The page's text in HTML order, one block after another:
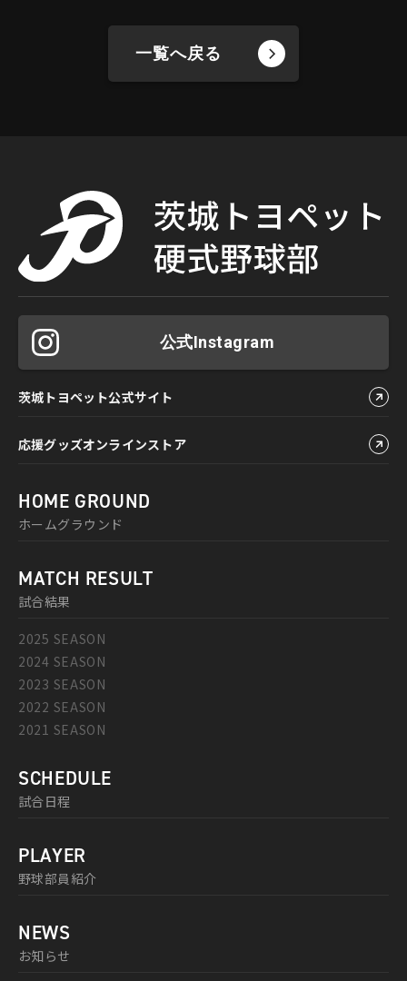
一覧へ戻る
公式Instagram
茨城トヨペット公式サイト
応援グッズオンラインストア
HOME GROUND
ホームグラウンド
MATCH RESULT
試合結果
2025 SEASON
2024 SEASON
2023 SEASON
2022 SEASON
2021 SEASON
SCHEDULE
試合日程
PLAYER
野球部員紹介
NEWS
お知らせ